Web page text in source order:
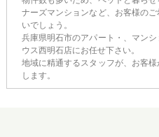
ナーズマンションなど、お客様の
いでしょう。
兵庫県明石市のアパート・、マン
ウス西明石店にお任せ下さい。
地域に精通するスタッフが、お客
します。